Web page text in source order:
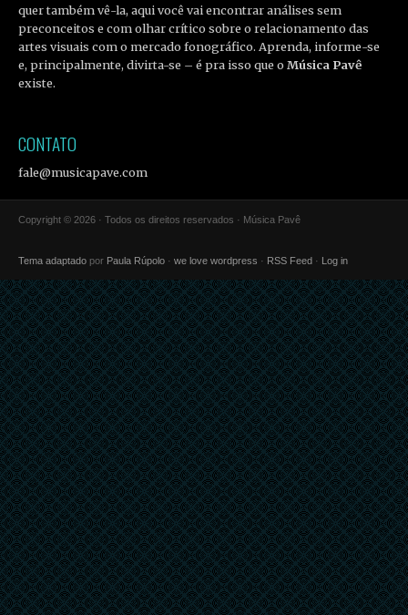
quer também vê-la, aqui você vai encontrar análises sem
preconceitos e com olhar crítico sobre o relacionamento das
artes visuais com o mercado fonográfico. Aprenda, informe-se
e, principalmente, divirta-se – é pra isso que oMúsica Pavê
existe.
CONTATO
fale@musicapave.com
Copyright © 2026 · Todos os direitos reservados · Música Pavê
Tema adaptado por Paula Rúpolo · we love wordpress · RSS Feed · Log in